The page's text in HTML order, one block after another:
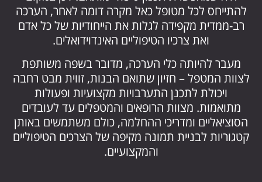
להתייחס לכל מטופל כאל מקרה דומה לאחר, הערכה
רב-ממדית מקפידה לגלות את הייחודיות של כל אדם
ואת צרכיו הטיפוליים האינדוידואלים.
מעבר להיותה כלי הערכה, מדובר בשפה משותפת
לצוות המטפל – חזיון שתואם הבנות, זווית מבט רחבה
ויכולת לתכנן התערבויות מקצועיות ופעולות
מתואמות. מצוות הרופאים והמטפלים עד לעובדים
הסוציאליים ומדריכי ההחלמה, כולם משתמשים באותן
קטגוריות לבניית תמונה מקיפה של הצרכים הטיפוליים
והמקצועיים.